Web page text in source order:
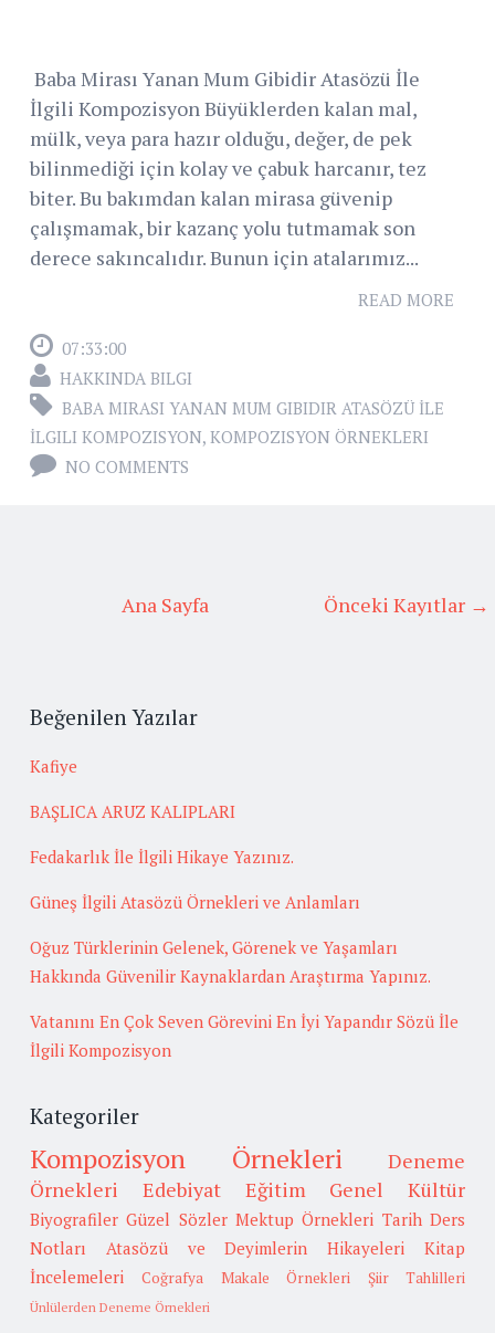
Baba Mirası Yanan Mum Gibidir Atasözü İle
İlgili Kompozisyon Büyüklerden kalan mal,
mülk, veya para hazır olduğu, değer, de pek
bilinmediği için kolay ve çabuk harcanır, tez
biter. Bu bakımdan kalan mirasa güvenip
çalışmamak, bir kazanç yolu tutmamak son
derece sakıncalıdır. Bunun için atalarımız...
READ MORE
07:33:00
HAKKINDA BILGI
BABA MIRASI YANAN MUM GIBIDIR ATASÖZÜ İLE
İLGILI KOMPOZISYON, KOMPOZISYON ÖRNEKLERI
NO COMMENTS
Önceki Kayıtlar →
Ana Sayfa
Beğenilen Yazılar
Kafiye
BAŞLICA ARUZ KALIPLARI
Fedakarlık İle İlgili Hikaye Yazınız.
Güneş İlgili Atasözü Örnekleri ve Anlamları
Oğuz Türklerinin Gelenek, Görenek ve Yaşamları
Hakkında Güvenilir Kaynaklardan Araştırma Yapınız.
Vatanını En Çok Seven Görevini En İyi Yapandır Sözü İle
İlgili Kompozisyon
Kategoriler
Kompozisyon Örnekleri
Deneme
Örnekleri
Edebiyat Eğitim Genel Kültür
Biyografiler Güzel Sözler Mektup Örnekleri Tarih Ders
Notları
Atasözü ve Deyimlerin Hikayeleri
Kitap
İncelemeleri
Coğrafya Makale Örnekleri Şiir Tahlilleri
Ünlülerden Deneme Örnekleri